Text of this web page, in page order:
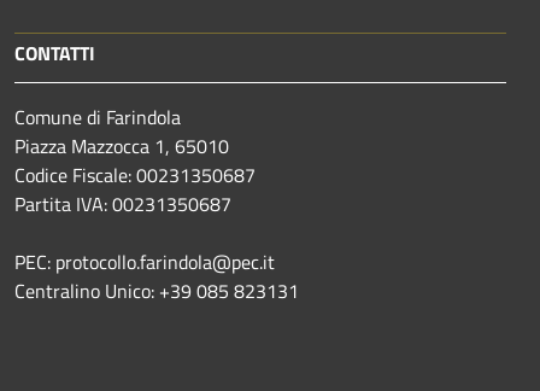
CONTATTI
Comune di Farindola
Piazza Mazzocca 1, 65010
Codice Fiscale: 00231350687
Partita IVA: 00231350687
PEC: protocollo.farindola@pec.it
Centralino Unico: +39 085 823131